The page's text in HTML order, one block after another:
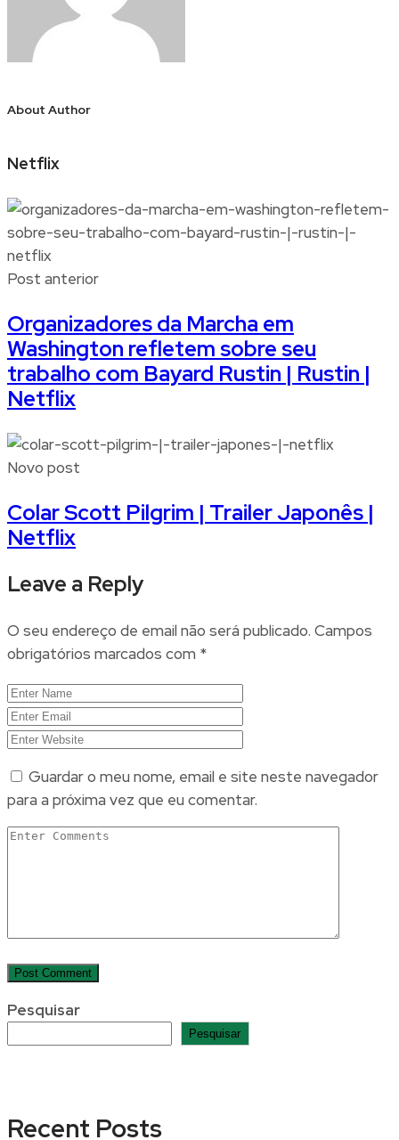
About Author
Netflix
Post anterior
Organizadores da Marcha em
Washington refletem sobre seu
trabalho com Bayard Rustin | Rustin |
Netflix
Novo post
Colar Scott Pilgrim | Trailer Japonês |
Netflix
Leave a Reply
O seu endereço de email não será publicado. Campos
obrigatórios marcados com *
Guardar o meu nome, email e site neste navegador
para a próxima vez que eu comentar.
Pesquisar
Pesquisar
Recent Posts